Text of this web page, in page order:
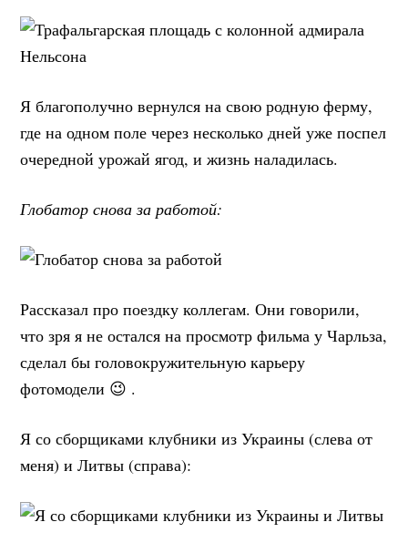
Я благополучно вернулся на свою родную ферму,
где на одном поле через несколько дней уже поспел
очередной урожай ягод, и жизнь наладилась.
Глобатор снова за работой:
Рассказал про поездку коллегам. Они говорили,
что зря я не остался на просмотр фильма у Чарльза,
сделал бы головокружительную карьеру
фотомодели 😉 .
Я со сборщиками клубники из Украины (слева от
меня) и Литвы (справа):